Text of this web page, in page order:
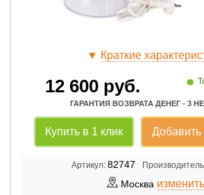
▼ Краткие
12 600руб. •
ГАРАНТИЯ ВОЗВРАТА ДЕНЕГ - 3
Купить в 1 клик Добавить
Артикул: 82747
Москва изменить